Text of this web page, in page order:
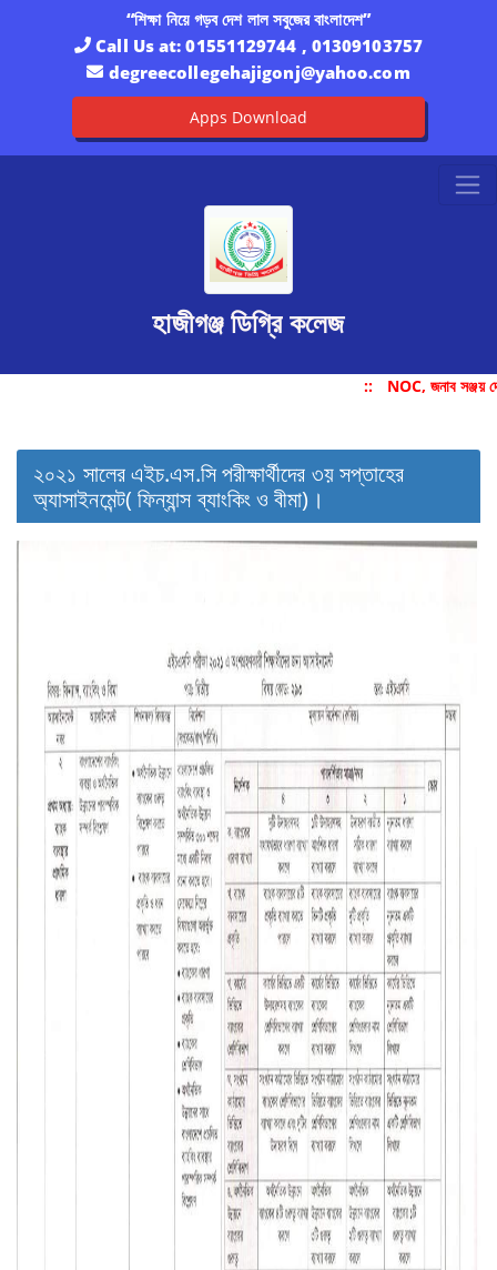
“শিক্ষা নিয়ে গড়ব দেশ লাল সবুজের বাংলাদেশ”
Call Us at:01551129744 , 01309103757
degreecollegehajigonj@yahoo.com
Apps Download
হাজীগঞ্জ ডিগ্রি কলেজ
:: NOC, জনাব সঞ্জয়
২০২১ সালের এইচ.এস.সি পরীক্ষার্থীদের ৩য় সপ্তাহের
অ্যাসাইনমেন্ট( ফিন্যান্স ব্যাংকিং ও বীমা)।